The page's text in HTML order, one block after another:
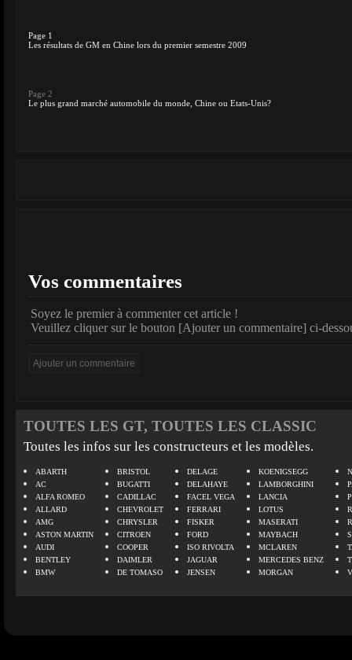
Page 1
Les résultats de GM en Chine lors du premier semestre 2009
Page 2
Le plus grand marché automobile du monde, Chine ou Etats-Unis?
Vos commentaires
Soyez le premier à commenter cet article !
Veuillez cliquer sur le bouton [Ajouter un commentaire] ci-
TOUTES LES GT, TOUTES LES CLASSIC
Toutes les infos sur les constructeurs et les modèles.
ABARTH
AC
ALFA ROMEO
ALLARD
AMG
ASTON MARTIN
AUDI
BENTLEY
BMW
BRISTOL
BUGATTI
CADILLAC
CHEVROLET
CHRYSLER
CITROEN
COOPER
DAIMLER
DE TOMASO
DELAGE
DELAHAYE
FACEL VEGA
FERRARI
FISKER
FORD
ISO RIVOLTA
JAGUAR
JENSEN
KOENIGSEGG
LAMBORGHINI
LANCIA
LOTUS
MASERATI
MAYBACH
MCLAREN
MERCEDES BENZ
MORGAN